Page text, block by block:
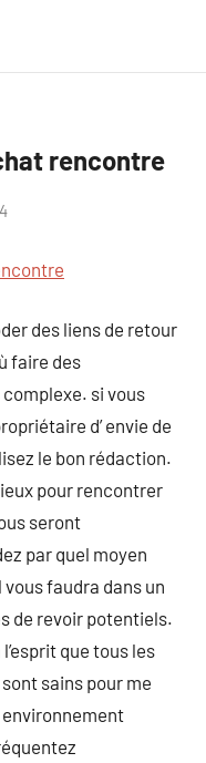
rencontre
des liens de retour
faire des
si vous
d’ envie de
le bon rédaction.
pour rencontrer
seront
par quel moyen
faudra dans un
de revoir potentiels.
que tous les
sains pour me
environnement